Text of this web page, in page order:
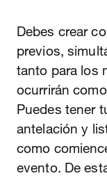
Debes crear
previos,
tanto para los
ocurrirán
Puedes tener
antelación y
como
evento. De